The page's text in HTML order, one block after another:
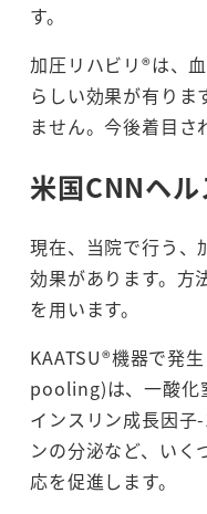
す。
加圧リハビリ®は、
らしい効果が有り
ません。今後着目さ
米国CNNヘ
現在、当院で行う、
効果があります。方
を用います。
KAATSU®機器で発
pooling)は、一酸化
インスリン成長因子
ンの分泌など、いく
応を促進します。